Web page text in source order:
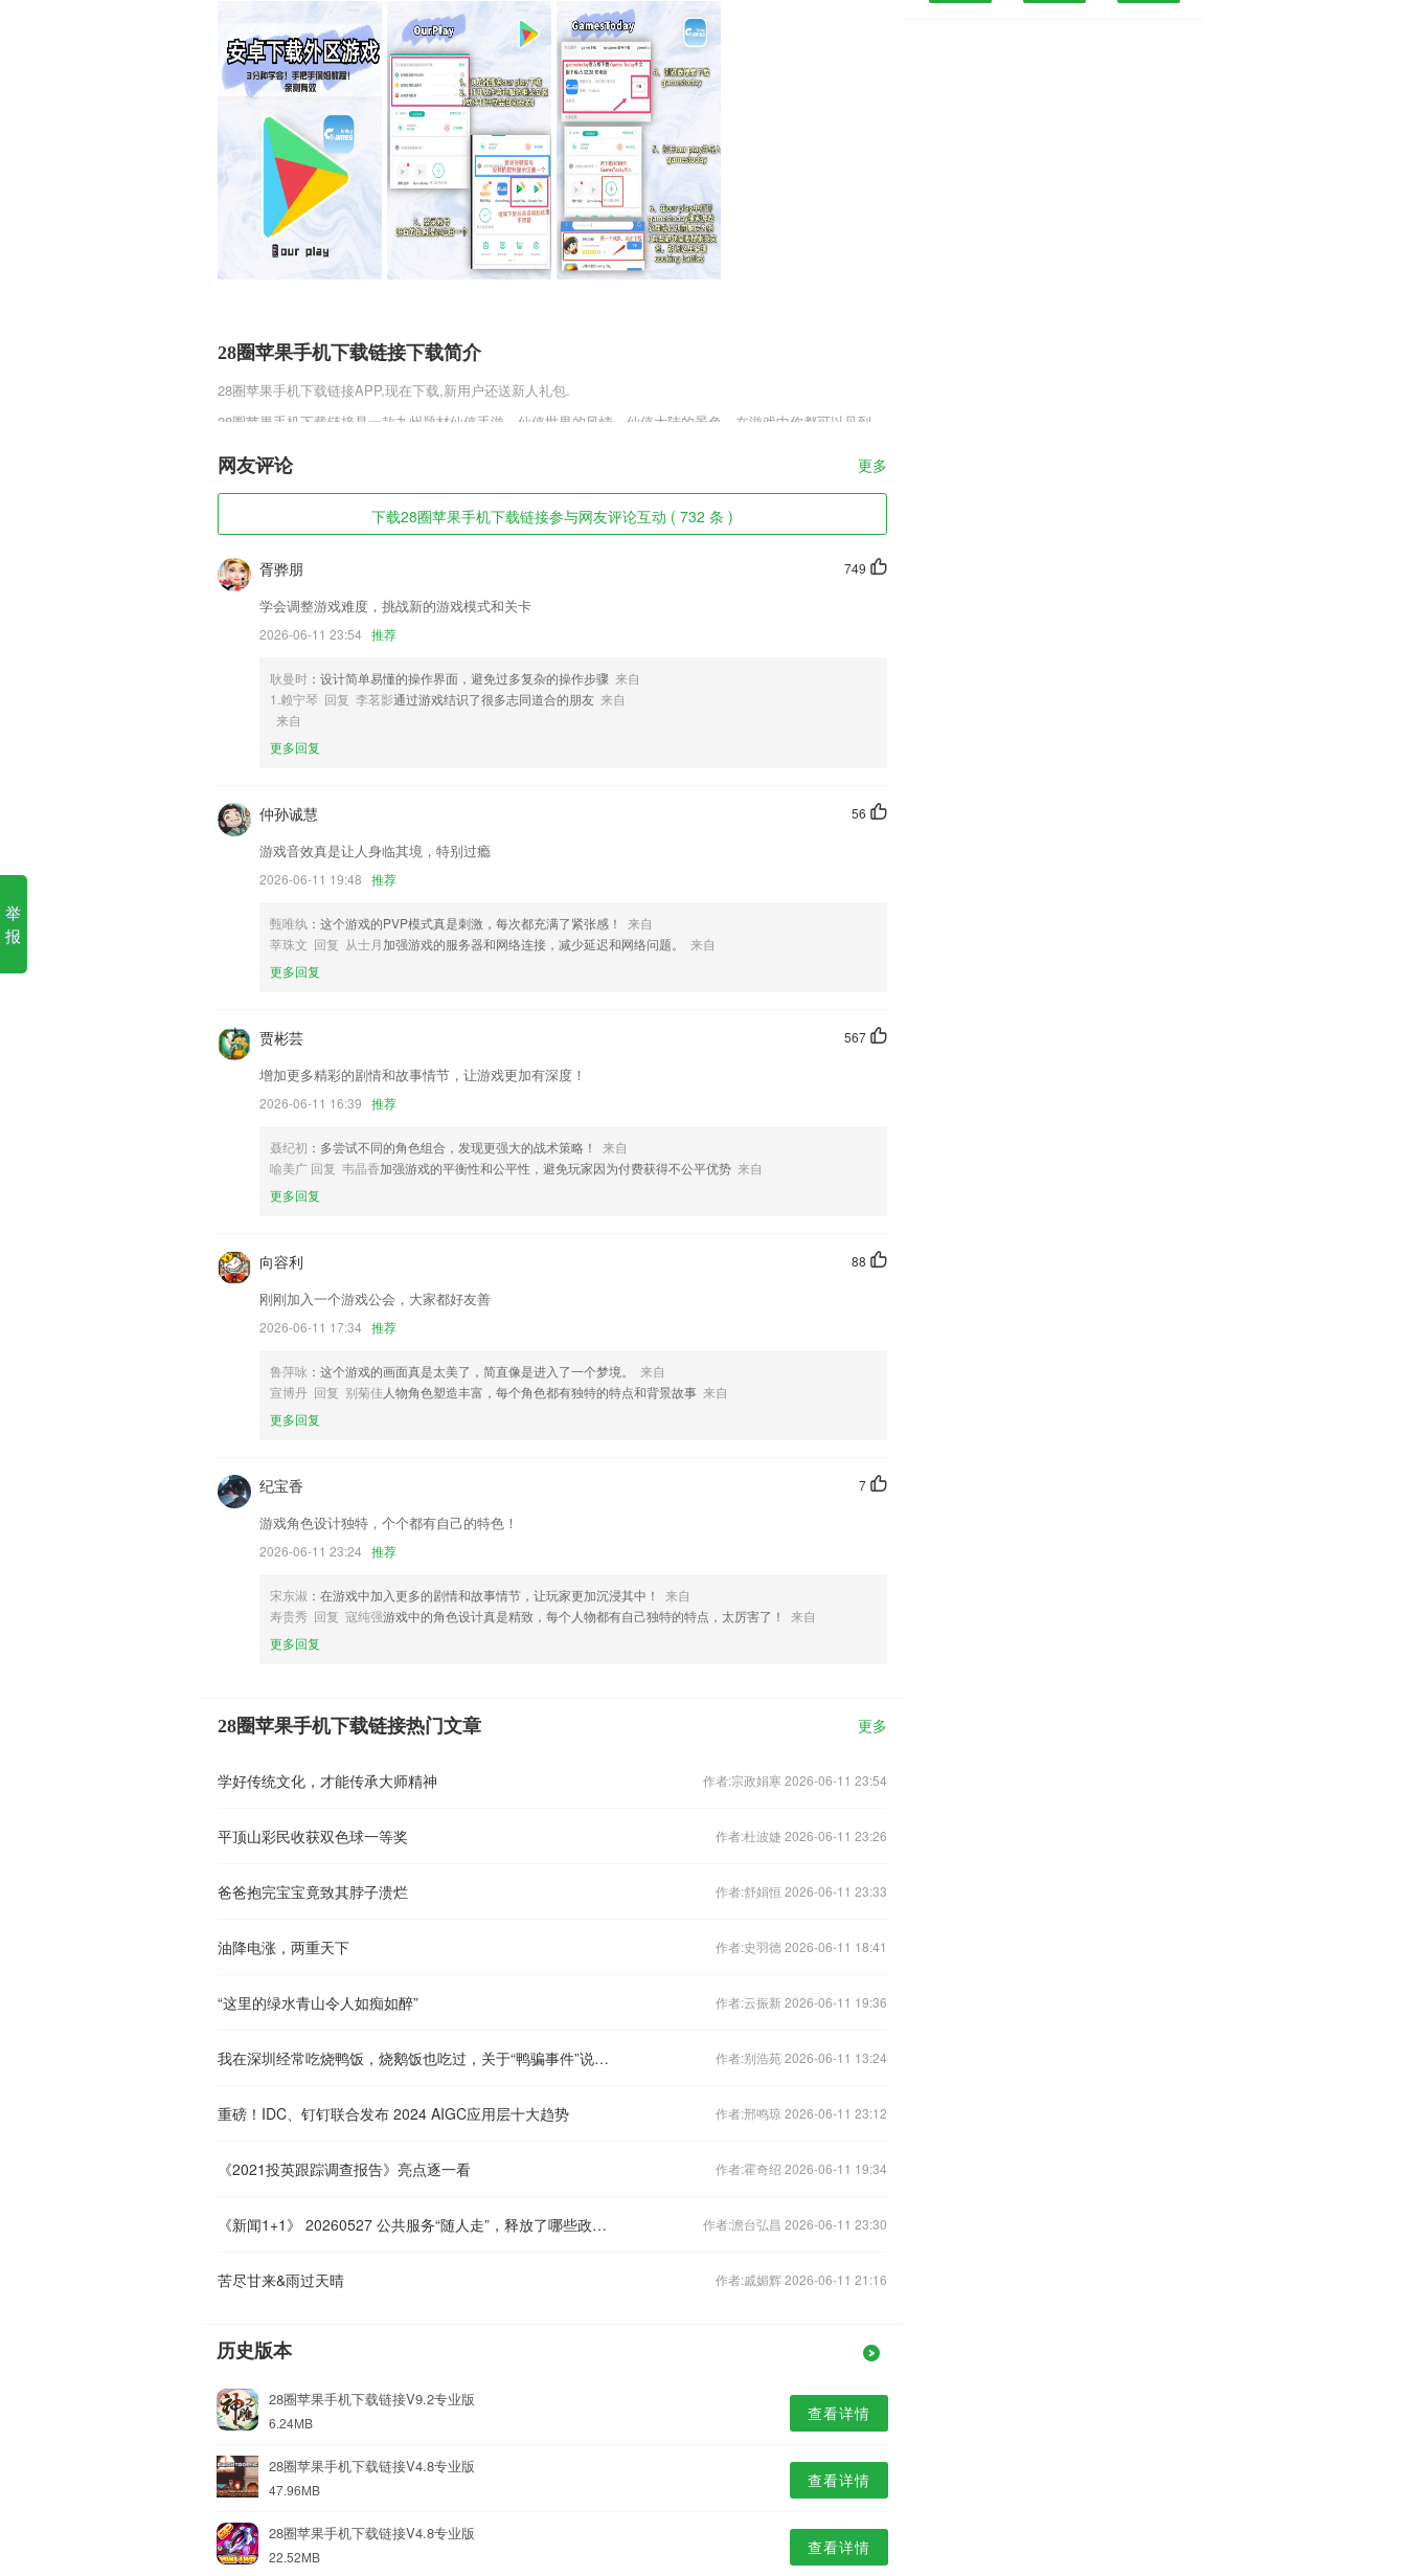
28圈苹果手机下载链接下载简介
28圈苹果手机下载链接APP,现在下载,新用户还送新人礼包.
28圈苹果手机下载链接是一款九州题材仙侠手游，仙侠世界的风情，仙侠大陆的景色，在游戏中你都可以见到，
华的年代再次来展现你的极品魅力，除此之外，一梦仙尘仙侠新增了大量的天气系统，例如打雷、下雨、等天
28圈苹果手机下载链接软件特色
2,全体人员选购商业保险
3,尽调服务
4,雅思界超强大牛，每周课表，按需选课预约上课，线上课堂互动，学习雅思不再枯燥！
5,整理重复联系人，联系列表更清晰；
6,对于店铺的任何情况都能第一时间知道，是一个非常方便的管理软件。
28圈苹果手机下载链接软件优势
2.各种实惠的优质学习工具，成本价咯
3.视频2265直播的课程能够让用户在线学习，通过回答问题的方式来学习更多的知识内容
4.这里包含励志语录，情感文案，爱情宣言，名言名句，电影台词，以及背景图集等等。
6.家长可根据教师的个人介绍与其他家长的授课评价判断教师综合水平
28圈苹果手机下载链接更新了什么?
简化首页UI布局
修复了已发现的问题，优化了程序。
二新增【促销信息】
个人中心体验优化
联系我们
网友评论 更多
下载28圈苹果手机下载链接参与网友评论互动 ( 732 条 )
749
胥骅朋
学会调整游戏难度，挑战新的游戏模式和关卡
2026-06-11 23:54 推荐
耿曼时 ：设计简单易懂的操作界面，避免过多复杂的操作步骤 来自
1.赖宁琴 回复 李茗影通过游戏结识了很多志同道合的朋友 来自
来自
更多回复
56
仲孙诚慧
游戏音效真是让人身临其境，特别过瘾
2026-06-11 19:48 推荐
甄唯纨 ：这个游戏的PVP模式真是刺激，每次都充满了紧张感！
来自
莘珠文 回复 从士月加强游戏的服务器和网络连接，减少延迟和网络问题。
来自
更多回复
567
贾彬芸
增加更多精彩的剧情和故事情节，让游戏更加有深度！
2026-06-11 16:39 推荐
聂纪初 ：多尝试不同的角色组合，发现更强大的战术策略！
来自
喻美广 回复 韦晶香加强游戏的平衡性和公平性，避免玩家因为付费获得不公平优势 来自
更多回复
88
向容利
刚刚加入一个游戏公会，大家都好友善
2026-06-11 17:34 推荐
鲁萍咏 ：这个游戏的画面真是太美了，简直像是进入了一个梦境。
来自
宣博丹 回复 别菊佳 人物角色塑造丰富，每个角色都有独特的特点和背景故事 来自
更多回复
7
纪宝香
游戏角色设计独特，个个都有自己的特色！
2026-06-11 23:24 推荐
宋东淑 ：在游戏中加入更多的剧情和故事情节，让玩家更加沉浸其中！
来自
寿贵秀 回复 寇纯强游戏中的角色设计真是精致，每个人物都有自己独特的特点，太厉害了！
来自
更多回复
28圈苹果手机下载链接热门文章 更多
学好传统文化，才能传承大师精神 作者:宗政娟寒 2026-06-11 23:54
平顶山彩民收获双色球一等奖 作者:杜波婕 2026-06-11 23:26
爸爸抱完宝宝竟致其脖子溃烂 作者:舒娟恒 2026-06-11 23:33
油降电涨，两重天下 作者:史羽德 2026-06-11 18:41
“这里的绿水青山令人如痴如醉” 作者:云振新 2026-06-11 19:36
我在深圳经常吃烧鸭饭，烧鹅饭也吃过，关于“鸭骗事件”说点经济背景 作者:别浩苑 2026-06-11 13:24
重磅！IDC、钉钉联合发布 2024 AIGC应用层十大趋势 作者:邢鸣琼 2026-06-11 23:12
《2021投英跟踪调查报告》亮点逐一看 作者:霍奇绍 2026-06-11 19:34
《新闻1+1》 20260527 公共服务“随人走”，释放了哪些政策信号？ 作者:澹台弘昌 2026-06-11 23:30
苦尽甘来&雨过天晴 作者:戚媚辉 2026-06-11 21:16
历史版本
28圈苹果手机下载链接V9.2专业版
6.24MB 查看详情
28圈苹果手机下载链接V4.8专业版
47.96MB 查看详情
28圈苹果手机下载链接V4.8专业版
22.52MB 查看详情
举
报